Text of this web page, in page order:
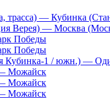
трасса) — Кубинка
Верея) — Москва
Победы
Победы
Кубинка-1 / южн.) —
Можайск
Можайск
Можайск